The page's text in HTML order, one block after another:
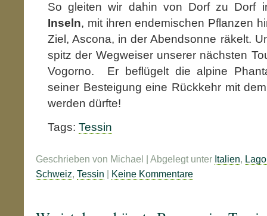
So gleiten wir dahin von Dorf zu Dorf
Inseln, mit ihren endemischen Pflanzen
Ziel, Ascona, in der Abendsonne räkelt.
spitz der Wegweiser unserer nächsten
Vogorno. Er beflügelt die alpine
seiner Besteigung eine Rückkehr mit
werden dürfte!
Tags: Tessin
Geschrieben von Michael | Abgelegt unter Italien,
Schweiz, Tessin | Keine Kommentare